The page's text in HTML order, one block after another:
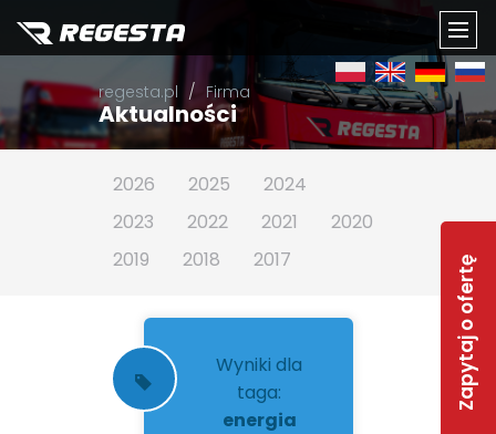
Zapytaj o ofertę
regesta.pl Firma
Aktualności
2026 2025
2024
2023
2022 2021
2020
2019
2018 2017
Wyniki dla
taga:
energia